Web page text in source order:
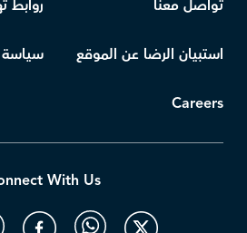
تواصل معنا روابط
استبيان الرضا عن الموقع سياسة
Careers
With Us